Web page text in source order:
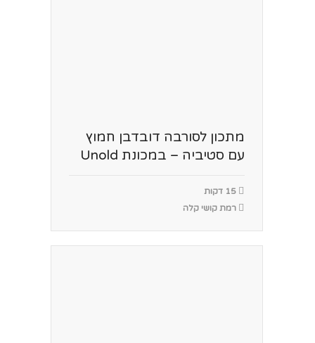
מתכון לסורבה דובדבן חמוץ
עם סטיביה – במכונת Unold
15 דקות
רמת קושי קלה